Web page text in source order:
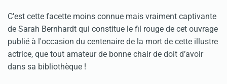
C’est cette facette moins connue mais vraiment captivante
de Sarah Bernhardt qui constitue le fil rouge de cet ouvrage
publié à l'occasion du centenaire de la mort de cette illustre
actrice, que tout amateur de bonne chair de doit d’avoir
dans sa bibliothèque !